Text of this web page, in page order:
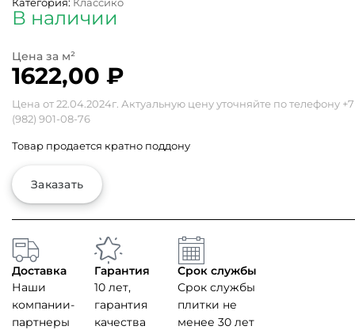
В наличии
1622,00 ₽
Цена от 22.04.2024г. Актуальную цену уточняйте по телефону +7
(982) 901-08-76
Товар продается кратно поддону
Заказать
Доставка
Наши
компании-
партнеры
Гарантия
10 лет,
гарантия
качества
Срок службы
Срок службы
плитки не
менее 30 лет